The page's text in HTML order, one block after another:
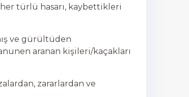
türlü hasarı, kaybettikleri
ve gürültüden
aranan kişileri/kaçakları
zararlardan ve